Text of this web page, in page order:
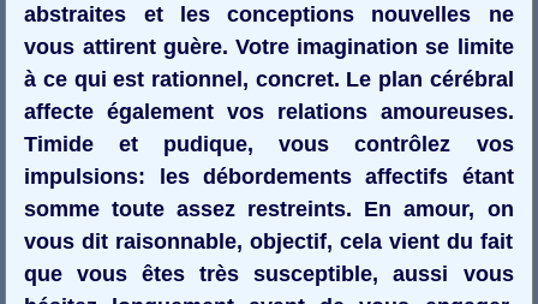
abstraites et les conceptions nouvelles ne
vous attirent guère. Votre imagination se limite
à ce qui est rationnel, concret. Le plan cérébral
affecte également vos relations amoureuses.
Timide et pudique, vous contrôlez vos
impulsions: les débordements affectifs étant
somme toute assez restreints. En amour, on
vous dit raisonnable, objectif, cela vient du fait
que vous êtes très susceptible, aussi vous